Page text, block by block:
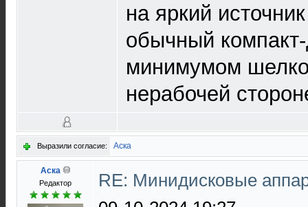
на яркий
обычный
минимумом
нерабочей
Выразили согласие: Аска
Аска
Редактор
RE: Минидисковые